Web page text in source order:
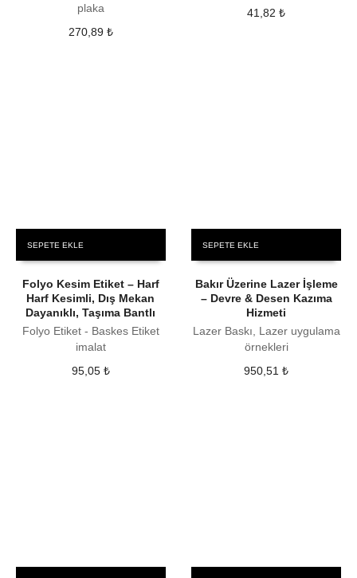
plaka
270,89 ₺
41,82₺
SEPETE EKLE
Folyo Kesim Etiket – Harf
Harf Kesimli, Dış Mekan
Dayanıklı, Taşıma Bantlı
Folyo Etiket - Baskes Etiket
imalat
95,05 ₺
SEPETE EKLE
Bakır Üzerine Lazer İşleme
– Devre & Desen Kazıma
Hizmeti
Lazer Baskı, Lazer uygulama
örnekleri
950,51₺